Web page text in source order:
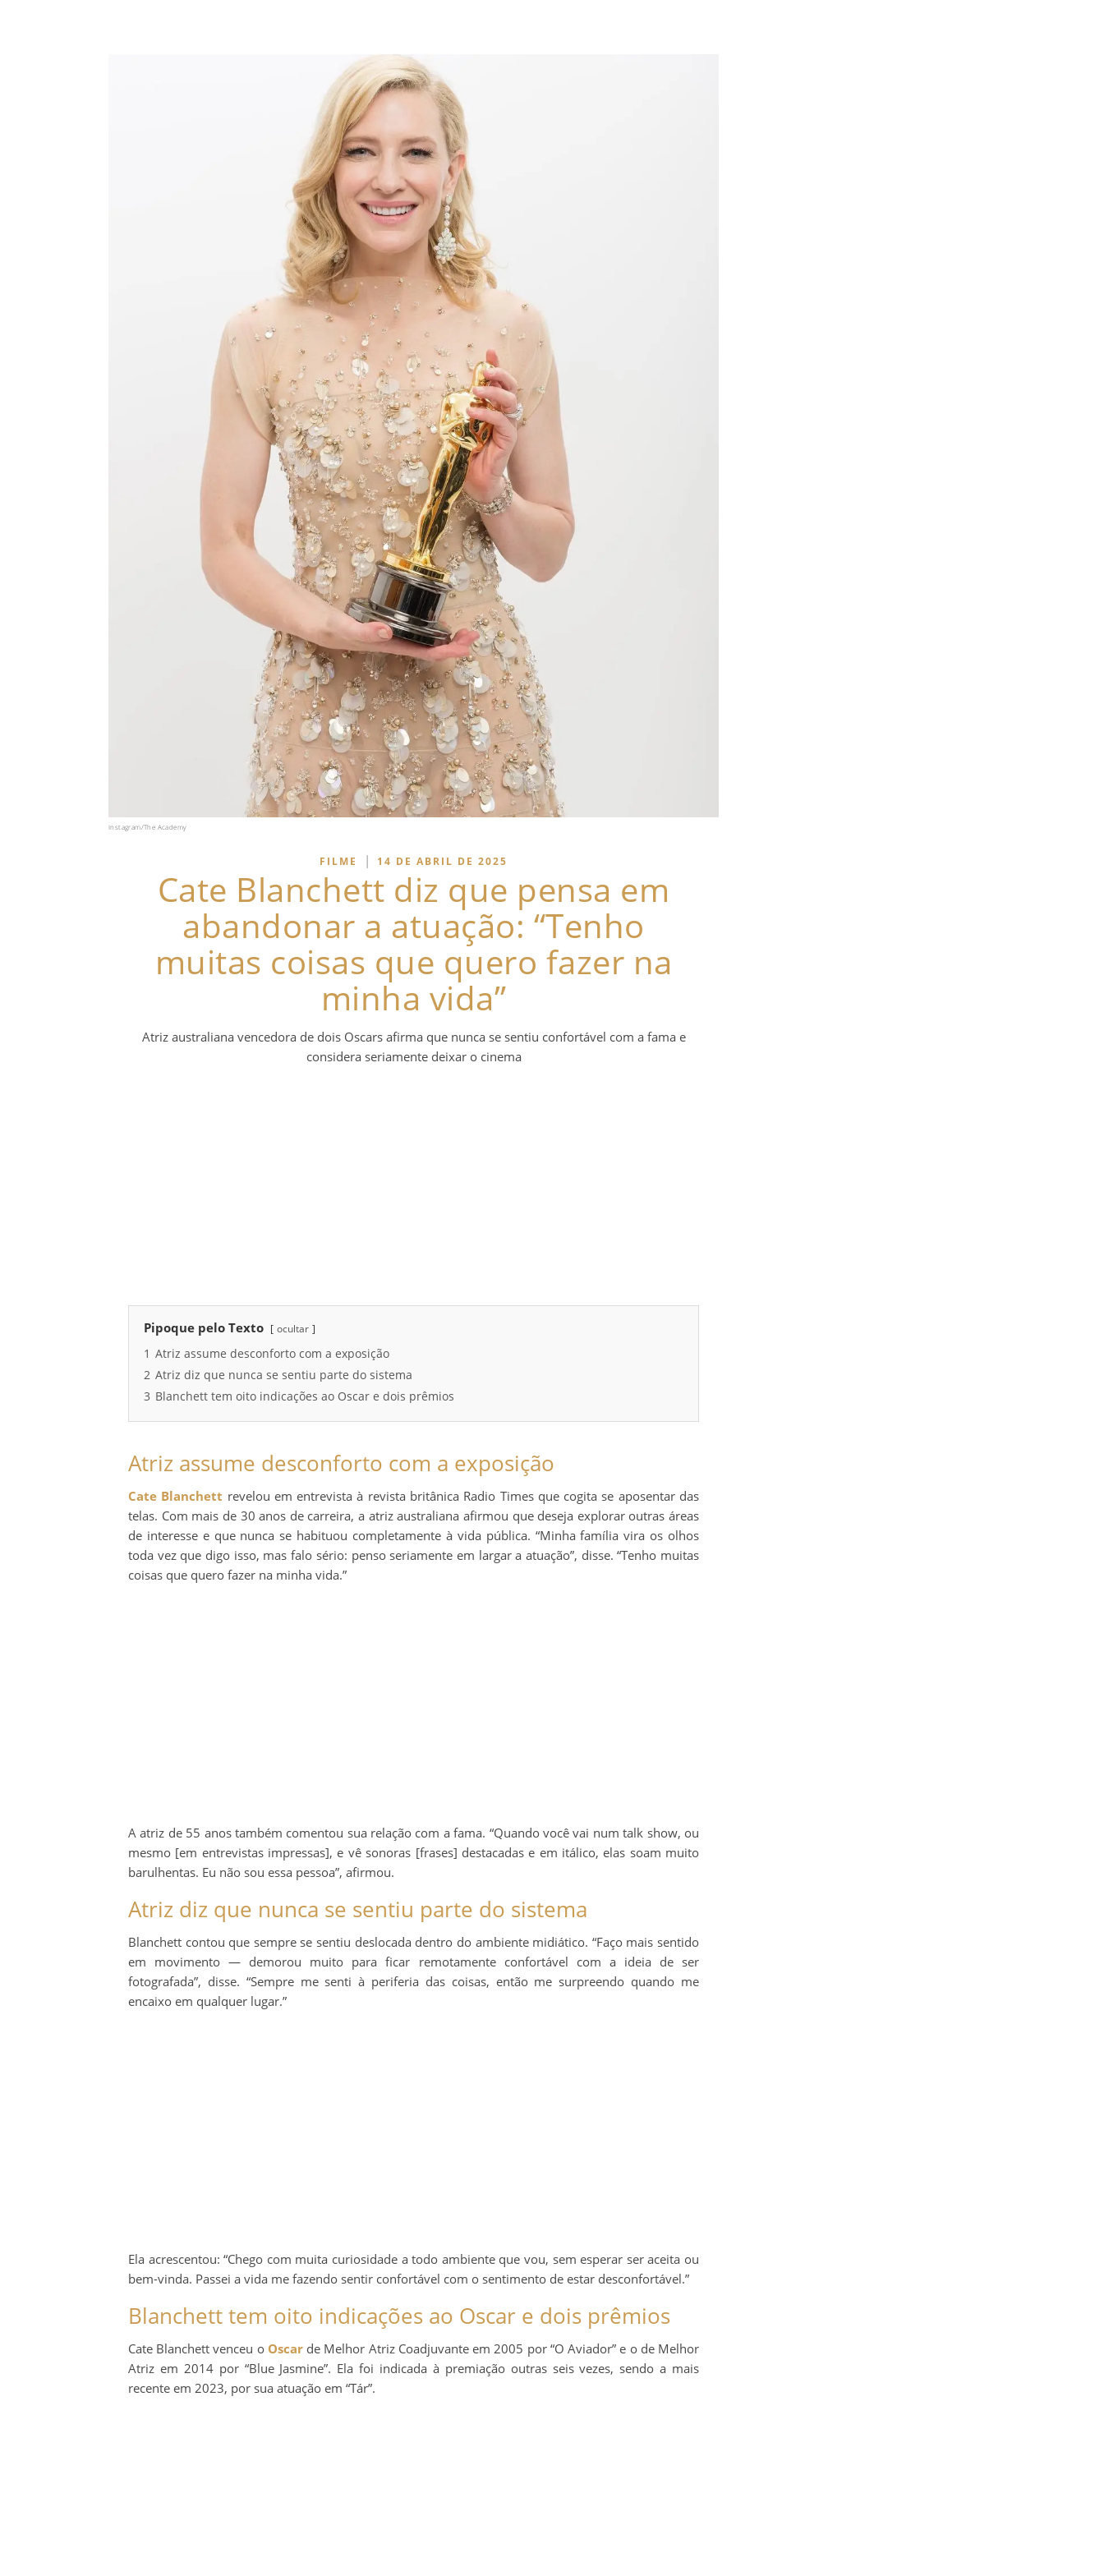
Instagram/The Academy
FILME | 14 DE ABRIL DE 2025
Cate Blanchett diz que pensa em
abandonar a atuação: “Tenho
muitas coisas que quero fazer na
minha vida”
Atriz australiana vencedora de dois Oscars afirma que nunca se sentiu confortável com a fama e
considera seriamente deixar o cinema
Pipoque pelo Texto ocultar
1 Atriz assume desconforto com a exposição
2 Atriz diz que nunca se sentiu parte do sistema
3 Blanchett tem oito indicações ao Oscar e dois prêmios
Atriz assume desconforto com a exposição
Cate Blanchett revelou em entrevista à revista britânica Radio Times que cogita se aposentar das
telas. Com mais de 30 anos de carreira, a atriz australiana afirmou que deseja explorar outras áreas
de interesse e que nunca se habituou completamente à vida pública. “Minha família vira os olhos
toda vez que digo isso, mas falo sério: penso seriamente em largar a atuação”, disse. “Tenho muitas
coisas que quero fazer na minha vida.”
A atriz de 55 anos também comentou sua relação com a fama. “Quando você vai num talk show, ou
mesmo [em entrevistas impressas], e vê sonoras [frases] destacadas e em itálico, elas soam muito
barulhentas. Eu não sou essa pessoa”, afirmou.
Atriz diz que nunca se sentiu parte do sistema
Blanchett contou que sempre se sentiu deslocada dentro do ambiente midiático. “Faço mais sentido
em movimento — demorou muito para ficar remotamente confortável com a ideia de ser
fotografada”, disse. “Sempre me senti à periferia das coisas, então me surpreendo quando me
encaixo em qualquer lugar.”
Ela acrescentou: “Chego com muita curiosidade a todo ambiente que vou, sem esperar ser aceita ou
bem-vinda. Passei a vida me fazendo sentir confortável com o sentimento de estar desconfortável.”
Blanchett tem oito indicações ao Oscar e dois prêmios
Cate Blanchett venceu o Oscarde Melhor Atriz Coadjuvante em 2005 por “O Aviador” e o de Melhor
Atriz em 2014 por “Blue Jasmine”. Ela foi indicada à premiação outras seis vezes, sendo a mais
recente em 2023, por sua atuação em “Tár”.